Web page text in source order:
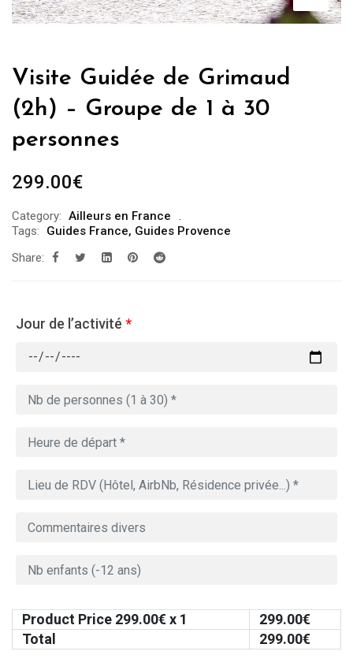
Visite Guidée de Grimaud
(2h) – Groupe de 1 à 30
personnes
299.00€
Category: Ailleurs en France
Tags:
Guides France, Guides Provence
Share:
Jour de l’activité *
Product Price 299.00€ x 1 299.00€
Total
299.00€